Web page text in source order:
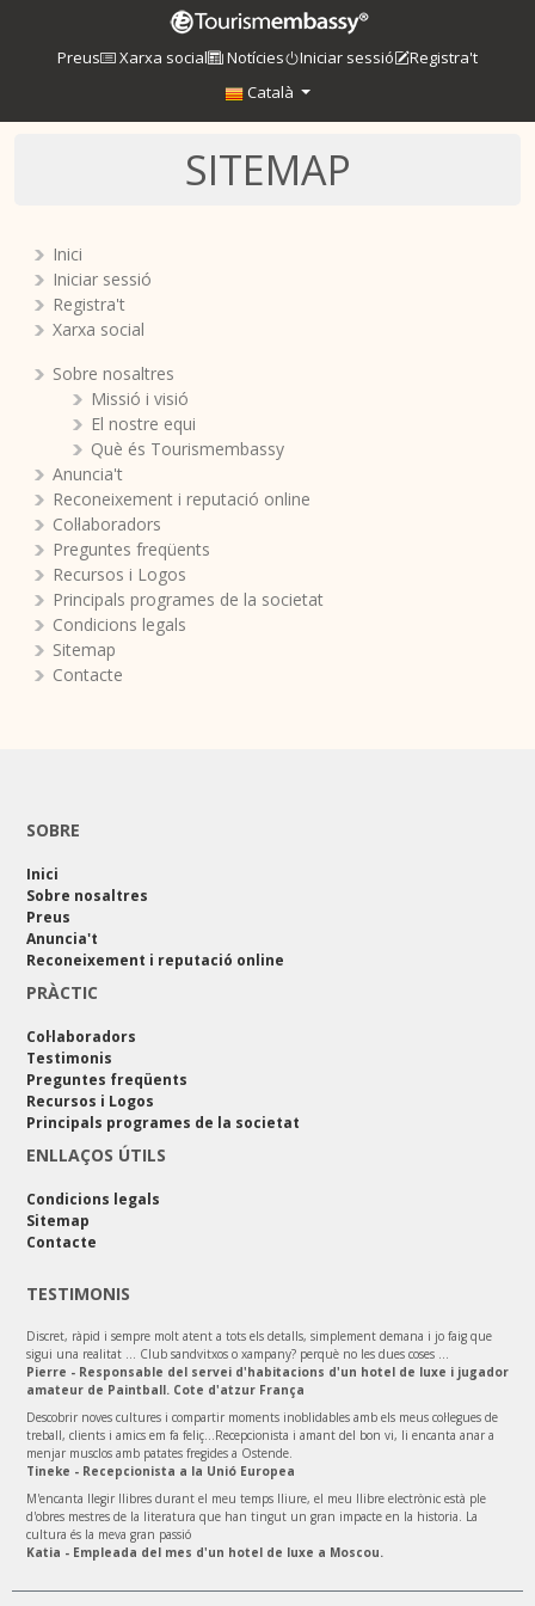
Preus Xarxa social Notícies Iniciar sessió
Registra't
Català
SITEMAP
Inici
Iniciar sessió
Registra't
Xarxa social
Sobre nosaltres
Missió i visió
El nostre equi
Què és Tourismembassy
Anuncia't
Reconeixement i reputació online
Col·laboradors
Preguntes freqüents
Recursos i Logos
Principals programes de la societat
Condicions legals
Sitemap
Contacte
SOBRE
Inici
Sobre nosaltres
Preus
Anuncia't
Reconeixement i reputació online
PRÀCTIC
Col·laboradors
Testimonis
Preguntes freqüents
Recursos i Logos
Principals programes de la societat
ENLLAÇOS ÚTILS
Condicions legals
Sitemap
Contacte
TESTIMONIS
Discret, ràpid i sempre molt atent a tots els detalls, simplement demana i jo faig que
sigui una realitat ... Club sandvitxos o xampany? perquè no les dues coses ...
Pierre - Responsable del servei d'habitacions d'un hotel de luxe i jugador
amateur de Paintball. Cote d'atzur França
Descobrir noves cultures i compartir moments inoblidables amb els meus col·legues de
treball, clients i amics em fa feliç...Recepcionista i amant del bon vi, li encanta anar a
menjar musclos amb patates fregides a Ostende.
Tineke - Recepcionista a la Unió Europea
M'encanta llegir llibres durant el meu temps lliure, el meu llibre electrònic està ple
d'obres mestres de la literatura que han tingut un gran impacte en la historia. La
cultura és la meva gran passió
Katia - Empleada del mes d'un hotel de luxe a Moscou.